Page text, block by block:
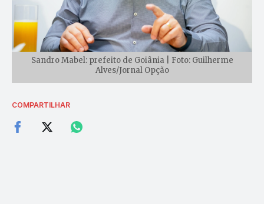
Sandro Mabel: prefeito de Goiânia | Foto: Guilherme
Alves/Jornal Opção
COMPARTILHAR